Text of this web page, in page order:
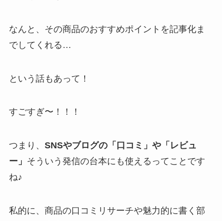
なんと、その商品のおすすめポイントを記事化ま
でしてくれる…
という話もあって！
すごすぎ〜！！！
つまり、 SNSやブログの「口コミ」や「レビュ
ー」 そういう発信の台本にも使えるってことです
ね♪
私的に、商品の口コミリサーチや魅力的に書く部